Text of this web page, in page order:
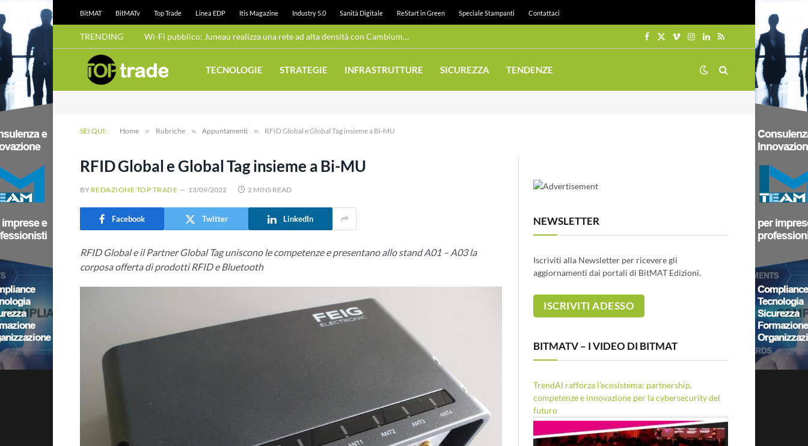
BitMAT BitMATv Top Trade Linea EDP Itis Magazine Industry 5.0 Sanità Digitale ReStart in Green Speciale Stampanti Contattaci
TRENDING Wi-Fi pubblico: Juneau realizza una rete ad alta densità con Cambium Networks
Facebook
X
VimeoInstagram
LinkedIn
RSS
TECNOLOGIE STRATEGIE INFRASTRUTTURE SICUREZZA TENDENZE
SEI QUI: Home » Rubriche » Appuntamenti » RFID Global e Global Tag insieme a Bi-MU
RFID Global e Global Tag insieme a Bi-MU
BY REDAZIONE TOP TRADE 13/09/2022 2 MINS READ
Facebook Twitter LinkedIn
RFID Global e il Partner Global Tag uniscono le competenze e presentano allo stand A01 – A03 la
corposa offerta di prodotti RFID e Bluetooth
NEWSLETTER
Iscriviti alla Newsletter per ricevere gli
aggiornamenti dai portali di BitMAT Edizioni.
BITMATV – I VIDEO DI BITMAT
TrendAI rafforza l’ecosistema: partnership,
competenze e innovazione per la cybersecurity del
futuro